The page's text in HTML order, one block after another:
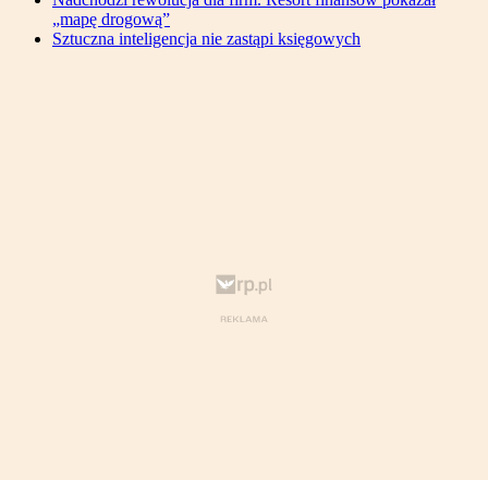
„mapę drogową”
Sztuczna inteligencja nie zastąpi księgowych